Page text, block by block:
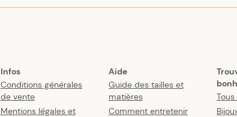
Infos
Conditions générales
de vente
Mentions légales et
Aide
Guide des tailles et
matières
Comment entretenir